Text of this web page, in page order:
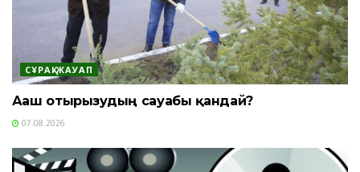
СҰРАҚ-ЖАУАП
Ағаш отырғызудың сауабы қандай?
07.08.2026